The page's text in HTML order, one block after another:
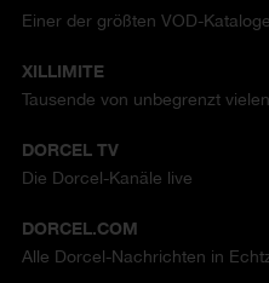
Einer der größten VOD-
XILLIMITE
Tausende von unbegrenzt
DORCEL TV
Die Dorcel-Kanäle live
DORCEL.COM
Alle Dorcel-Nachrichten in